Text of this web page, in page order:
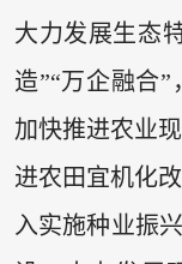
大力发展生态
造”“万企融合”
加快推进农业
进农田宜机化
入实施种业振